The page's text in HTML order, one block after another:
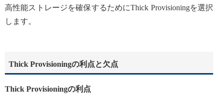
高性能ストレージを確保するためにThick Provisioningを選択
します。
Thick Provisioningの利点と欠点
Thick Provisioningの利点